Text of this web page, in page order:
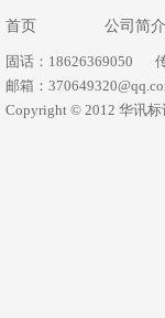
首页 公司简介
固话：18626369050
邮箱：
Copyright © 2012 华讯标